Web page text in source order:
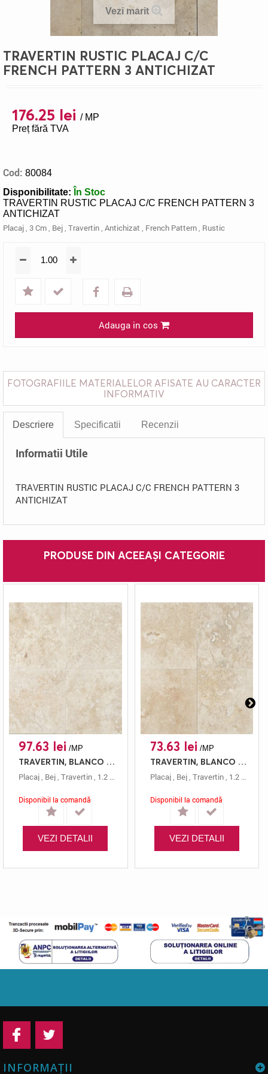
Vezi marit
TRAVERTIN RUSTIC PLACAJ C/C
FRENCH PATTERN 3 ANTICHIZAT
176.25 lei / MP
Preț fără TVA
Cod: 80084
Disponibilitate: În Stoc
TRAVERTIN RUSTIC PLACAJ C/C FRENCH PATTERN 3
ANTICHIZAT
Placaj, 3 Cm, Bej, Travertin, Antichizat , French Pattern, Rustic
Adauga in cos
FOTOGRAFIILE MATERIALELOR AFISATE AU CARACTER
INFORMATIV
Descriere Specificatii Recenzii
Informatii Utile
TRAVERTIN RUSTIC PLACAJ C/C FRENCH PATTERN 3
ANTICHIZAT
PRODUSE DIN ACEEAȘI CATEGORIE
97.63 lei /MP
TRAVERTIN, BLANCO C/C, PLACAJ, 61X40.6, 1.2, MAT + CHITUIT
Placaj, Bej, Travertin, 1.2 Cm Chituit,Blanco C/c,61x40.6
Disponibil la comandă
VEZI DETALII
73.63 lei /MP
TRAVERTIN, BLANCO C/C, PLACAJ, 40.6X40.6, 1.2, MAT + CHITUIT
Placaj, Bej, Travertin, 1.2 Cm
Disponibil la comandă
VEZI DETALII
INFORMAŢII